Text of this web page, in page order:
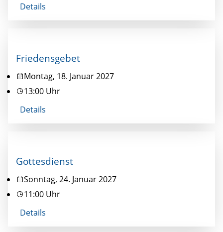
Details
Friedensgebet
Montag, 18. Januar 2027
13:00 Uhr
Details
Gottesdienst
Sonntag, 24. Januar 2027
11:00 Uhr
Details